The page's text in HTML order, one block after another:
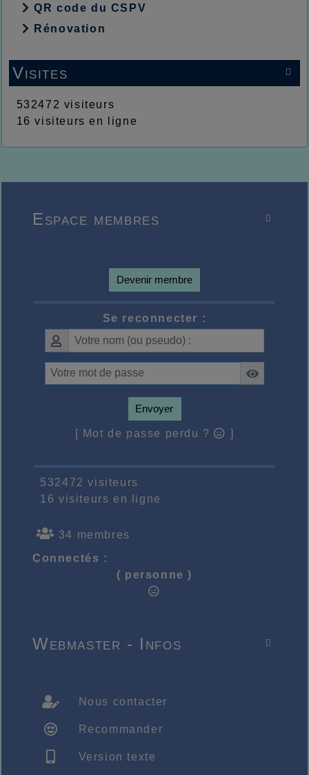
QR code du CSPV
Rénovation

Visites
532472 visiteurs
16 visiteurs en ligne

Espace membres
Devenir membre
Se reconnecter :
Envoyer
[ Mot de passe perdu ? ]
532472 visiteurs
16 visiteurs en ligne
34 membres
Connectés :
( personne )

Webmaster - Infos
Nous contacter
Recommander
Version texte